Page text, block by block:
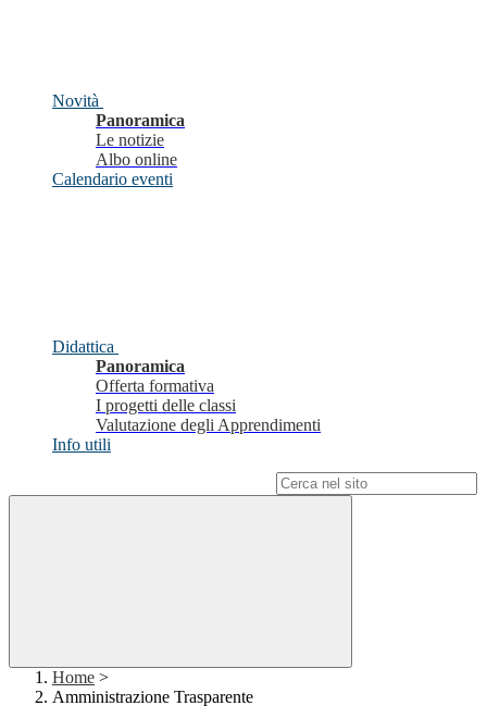
Novità
Panoramica
Le notizie
Albo online
Calendario eventi
Didattica
Panoramica
Offerta formativa
I progetti delle classi
Valutazione degli Apprendimenti
Info utili
Home >
Amministrazione Trasparente